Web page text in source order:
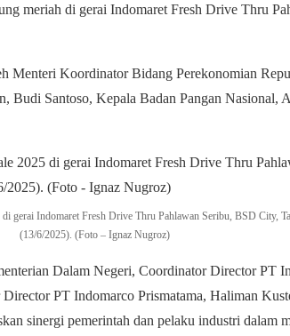
meriah di gerai Indomaret Fresh Drive Thru
Menteri Koordinator Bidang Perekonomian
Budi Santoso, Kepala Badan Pangan Nasional,
gerai Indomaret Fresh Drive Thru Pahlawan Seribu, BSD City,
(13/6/2025). (Foto – Ignaz Nugroz)
Dalam Negeri, Coordinator Director PT
PT Indomarco Prismatama, Haliman
sinergi pemerintah dan pelaku industri dalam